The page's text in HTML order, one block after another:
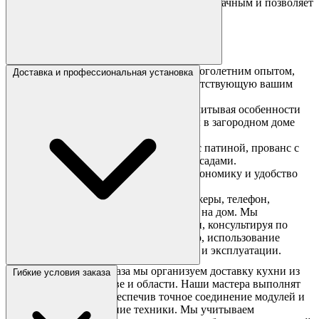
Конфигуратор делает процесс выбора прозрачным и позволяет
Наша команда — это специалисты с многолетним опытом,
которые помогут создать кухню, соответствующую вашим
Подберем оптимальную планировку, учитывая особенности
помещения (например, неровные стены в загородном доме
Посоветуем стиль и отделку: классика с патиной, прованс с
беленым дубом или лофт с темными фасадами.
Спроектируем гарнитур, обеспечив эргономику и удобство
для ежедневного использования.
Связаться с нами можно через мессенджеры, телефон,
видеозвонок или заказав выезд мастера на дом. Мы
сопровождаем вас от идеи до установки, консультируя по
уходу за дубовыми фасадами (например, использование
специальных масел для защиты дерева) и эксплуатации.
Доставка и профессиональная установка
После оформления заказа мы организуем доставку кухни из
массива дуба по Москве и области. Наши мастера выполнят
сборку и установку, обеспечив точное соединение модулей и
правильное подключение техники. Мы учитываем
Гибкие условия заказа